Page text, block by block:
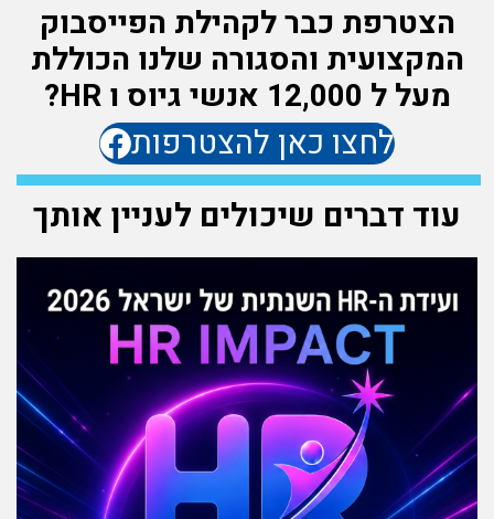
הצטרפת כבר לקהילת הפייסבוק
המקצועית והסגורה שלנו הכוללת
מעל ל 12,000 אנשי גיוס ו HR?
לחצו כאן להצטרפות
עוד דברים שיכולים לעניין אותך